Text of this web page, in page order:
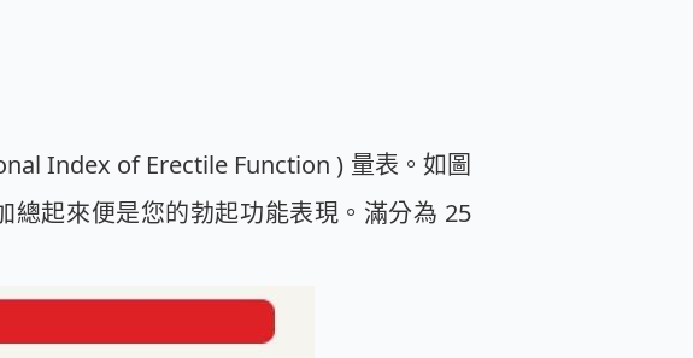
Index of Erectile Function ) 量表。如圖
起來便是您的勃起功能表現。滿分為 25